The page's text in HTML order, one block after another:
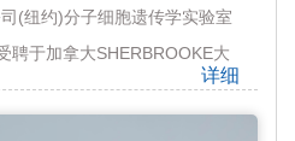
(纽约)分子细胞遗传学实验室
聘于加拿大SHERBROOKE大
详细